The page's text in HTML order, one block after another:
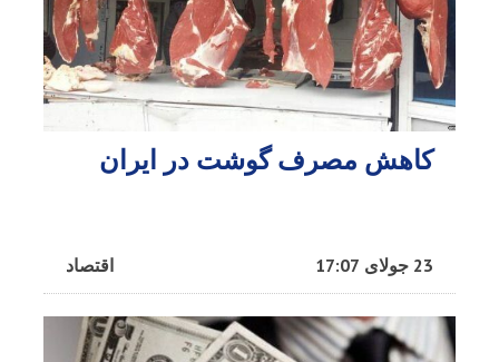
کاهش مصرف گوشت در ایران
اقتصاد 23 جولای 17:07